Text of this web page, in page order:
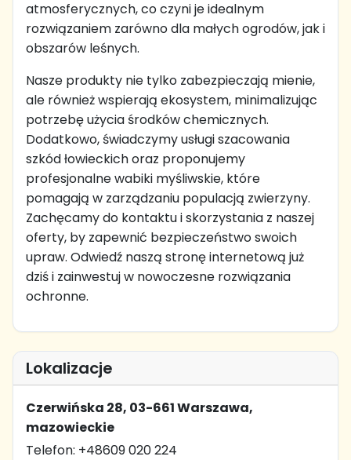
atmosferycznych, co czyni je idealnym
rozwiązaniem zarówno dla małych ogrodów, jak i
obszarów leśnych.
Nasze produkty nie tylko zabezpieczają mienie,
ale również wspierają ekosystem, minimalizując
potrzebę użycia środków chemicznych.
Dodatkowo, świadczymy usługi szacowania
szkód łowieckich oraz proponujemy
profesjonalne wabiki myśliwskie, które
pomagają w zarządzaniu populacją zwierzyny.
Zachęcamy do kontaktu i skorzystania z naszej
oferty, by zapewnić bezpieczeństwo swoich
upraw. Odwiedź naszą stronę internetową już
dziś i zainwestuj w nowoczesne rozwiązania
ochronne.
Lokalizacje
Czerwińska 28, 03-661 Warszawa,
mazowieckie
Telefon: +48609 020 224